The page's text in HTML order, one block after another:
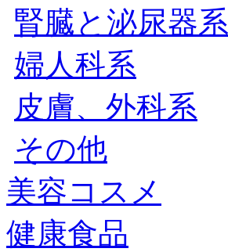
腎臓と泌尿器系
婦人科系
皮膚、外科系
その他
美容コスメ
健康食品